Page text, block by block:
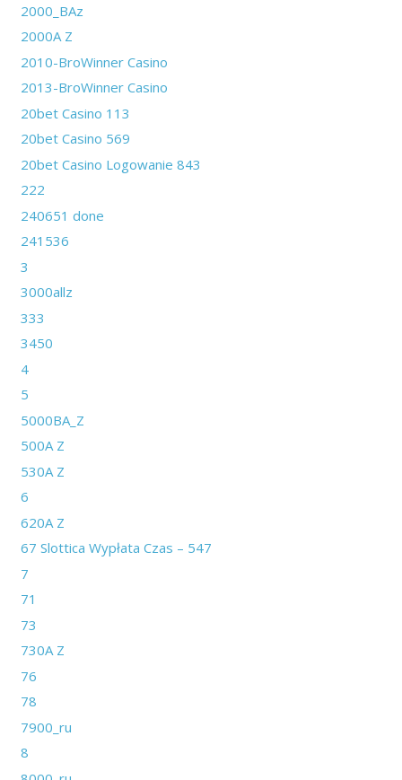
2000_BAz
2000A Z
2010-BroWinner Casino
2013-BroWinner Casino
20bet Casino 113
20bet Casino 569
20bet Casino Logowanie 843
222
240651 done
241536
3
3000allz
333
3450
4
5
5000BA_Z
500A Z
530A Z
6
620A Z
67 Slottica Wypłata Czas – 547
7
71
73
730A Z
76
78
7900_ru
8